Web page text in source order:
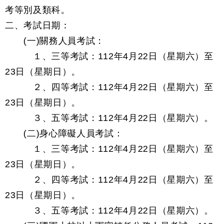
考等別及類科。
二、考試日期：
(一)關務人員考試：
１、三等考試：112年4月22日（星期六）至
23日（星期日）。
２、四等考試：112年4月22日（星期六）至
23日（星期日）。
３、五等考試：112年4月22日（星期六）。
(二)身心障礙人員考試：
１、三等考試：112年4月22日（星期六）至
23日（星期日）。
２、四等考試：112年4月22日（星期六）至
23日（星期日）。
３、五等考試：112年4月22日（星期六）。